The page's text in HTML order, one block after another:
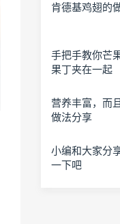
肯德基鸡翅的
手把手教你芒
果丁夹在一起
营养丰富，而
做法分享
小编和大家分
一下吧